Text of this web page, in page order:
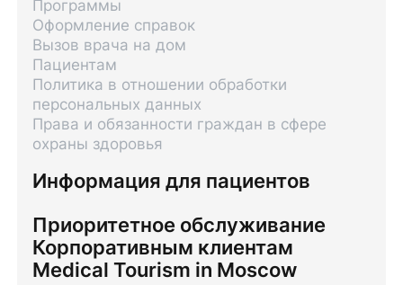
Информация для пациентов
Программы
Оформление справок
Вызов врача на дом
Пациентам
Политика в отношении обработки
персональных данных
Права и обязанности граждан в сфере
охраны здоровья
Приоритетное обслуживание
Корпоративным клиентам
Medical Tourism in Moscow